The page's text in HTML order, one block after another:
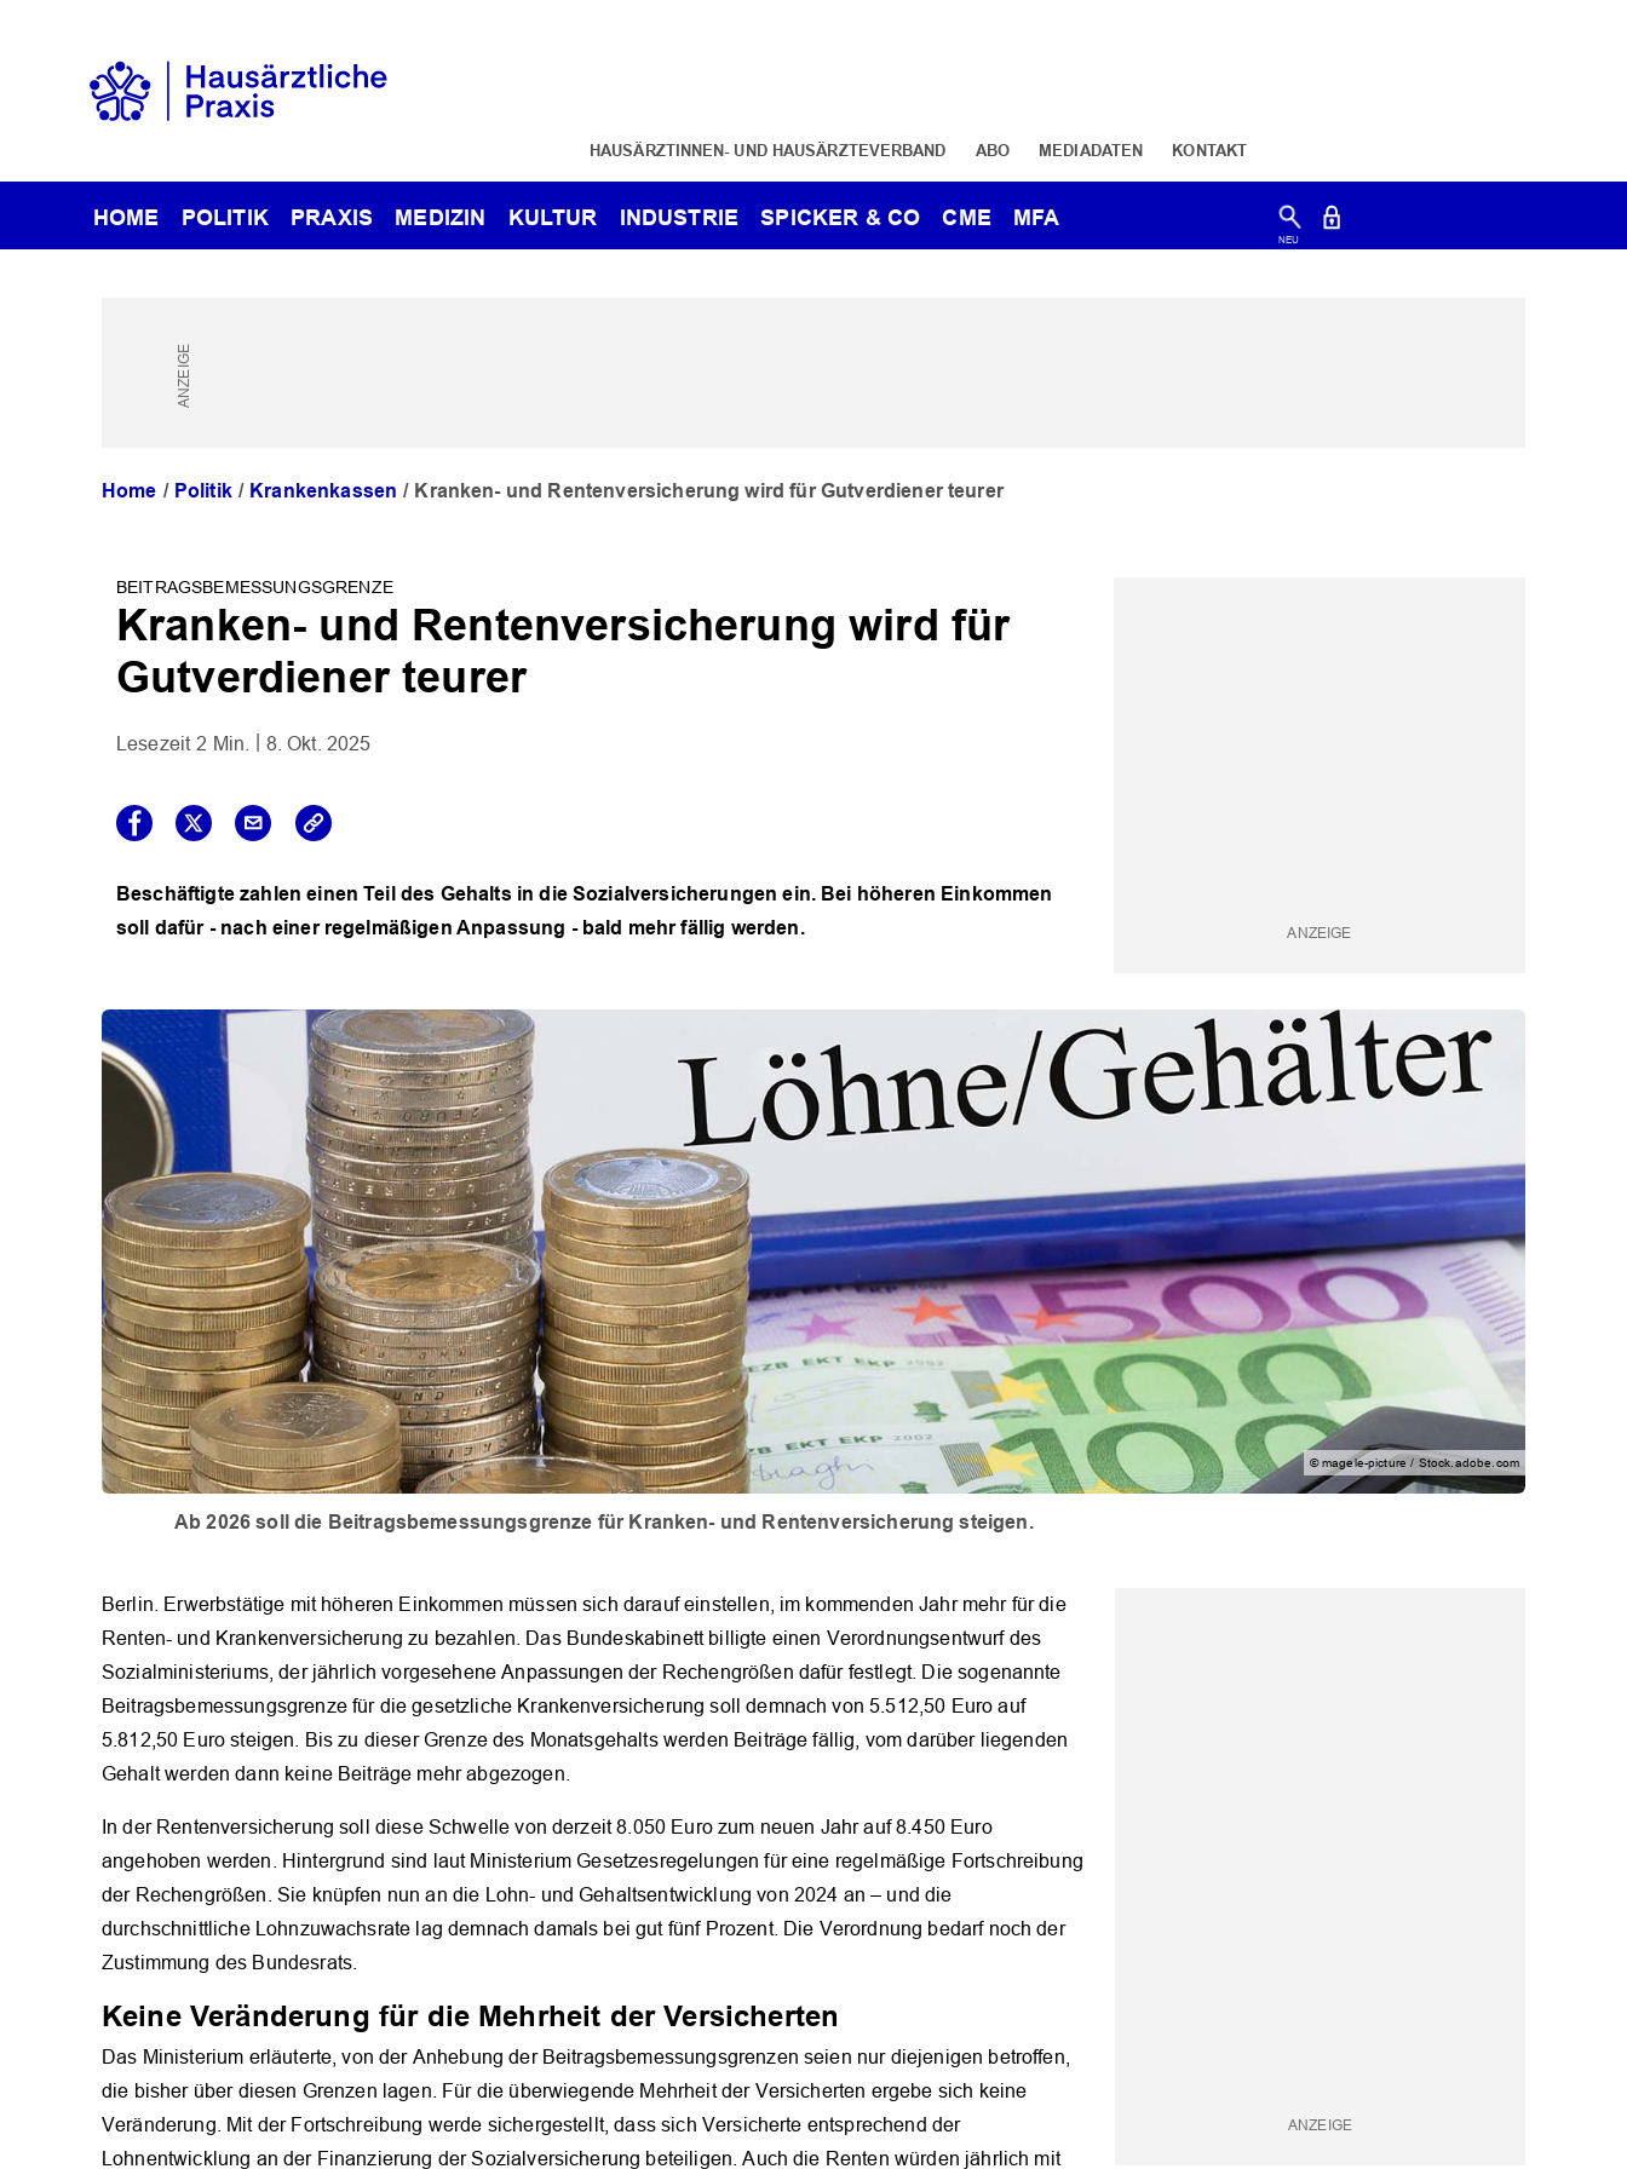
HAUSÄRZTINNEN- UND HAUSÄRZTEVERBAND ABO MEDIADATEN KONTAKT
HOME POLITIK PRAXIS MEDIZIN KULTUR INDUSTRIE SPICKER & CO CME MFA
Home Politik Krankenkassen Kranken- und Rentenversicherung wird für Gutverdiener teurer
BEITRAGSBEMESSUNGSGRENZE
Kranken- und Rentenversicherung wird für
Gutverdiener teurer
2 Min. 8. Okt. 2025
Beschäftigte zahlen einen Teil des Gehalts in die Sozialversicherungen ein. Bei höheren Einkommen
soll dafür - nach einer regelmäßigen Anpassung - bald mehr fällig werden.
© magele-picture / Stock.adobe.com
Ab 2026 soll die Beitragsbemessungsgrenze für Kranken- und Rentenversicherung steigen.
Berlin. Erwerbstätige mit höheren Einkommen müssen sich darauf einstellen, im kommenden Jahr mehr für die
Renten- und Krankenversicherung zu bezahlen. Das Bundeskabinett billigte einen Verordnungsentwurf des
Sozialministeriums, der jährlich vorgesehene Anpassungen der Rechengrößen dafür festlegt. Die sogenannte
Beitragsbemessungsgrenze für die gesetzliche Krankenversicherung soll demnach von 5.512,50 Euro auf
5.812,50 Euro steigen. Bis zu dieser Grenze des Monatsgehalts werden Beiträge fällig, vom darüber liegenden
Gehalt werden dann keine Beiträge mehr abgezogen.
In der Rentenversicherung soll diese Schwelle von derzeit 8.050 Euro zum neuen Jahr auf 8.450 Euro
angehoben werden. Hintergrund sind laut Ministerium Gesetzesregelungen für eine regelmäßige Fortschreibung
der Rechengrößen. Sie knüpfen nun an die Lohn- und Gehaltsentwicklung von 2024 an – und die
durchschnittliche Lohnzuwachsrate lag demnach damals bei gut fünf Prozent. Die Verordnung bedarf noch der
Zustimmung des Bundesrats.
Keine Veränderung für die Mehrheit der Versicherten
Das Ministerium erläuterte, von der Anhebung der Beitragsbemessungsgrenzen seien nur diejenigen betroffen,
die bisher über diesen Grenzen lagen. Für die überwiegende Mehrheit der Versicherten ergebe sich keine
Veränderung. Mit der Fortschreibung werde sichergestellt, dass sich Versicherte entsprechend der
Lohnentwicklung an der Finanzierung der Sozialversicherung beteiligen. Auch die Renten würden jährlich mit